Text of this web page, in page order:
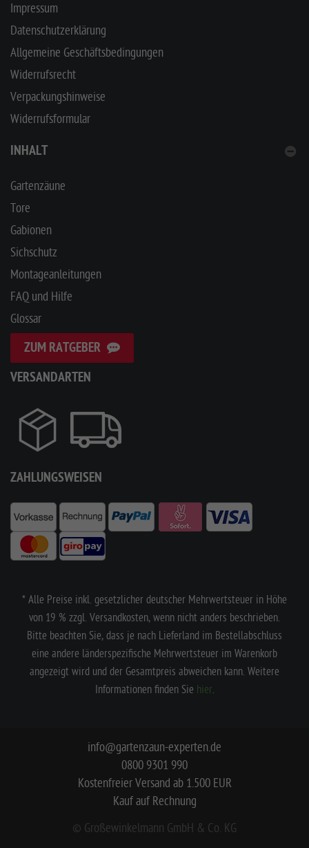
Impressum
Datenschutzerklärung
Allgemeine Geschäftsbedingungen
Widerrufsrecht
Verpackungshinweise
Widerrufsformular
INHALT
Gartenzäune
Tore
Gabionen
Sichschutz
Montageanleitungen
FAQ und Hilfe
Glossar
ZUM RATGEBER
VERSANDARTEN
ZAHLUNGSWEISEN
* Alle Preise inkl. gesetzlicher deutscher Mehrwertsteuer in Höhe
von 19 % zzgl. Versandkosten, wenn nicht anders beschrieben.
Bitte beachten Sie, dass je nach Lieferland im Bestellabschluss
eine andere länderspezifische Mehrwertsteuer im Warenkorb
angezeigt wird und der Gesamtpreis abweichen kann. Weitere
Informationen finden Sie hier
info@gartenzaun-experten.de
0800 9301 990
Kostenfreier Versand ab 1.500 EUR
Kauf auf Rechnung
© Großewinkelmann GmbH & Co. KG